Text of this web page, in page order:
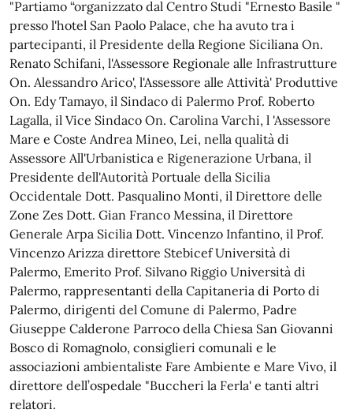
"Partiamo “organizzato dal Centro Studi "Ernesto Basile "
presso l'hotel San Paolo Palace, che ha avuto tra i
partecipanti, il Presidente della Regione Siciliana On.
Renato Schifani, l'Assessore Regionale alle Infrastrutture
On. Alessandro Arico', l'Assessore alle Attività' Produttive
On. Edy Tamayo, il Sindaco di Palermo Prof. Roberto
Lagalla, il Vice Sindaco On. Carolina Varchi, l 'Assessore
Mare e Coste Andrea Mineo, Lei, nella qualità di
Assessore All'Urbanistica e Rigenerazione Urbana, il
Presidente dell'Autorità Portuale della Sicilia
Occidentale Dott. Pasqualino Monti, il Direttore delle
Zone Zes Dott. Gian Franco Messina, il Direttore
Generale Arpa Sicilia Dott. Vincenzo Infantino, il Prof.
Vincenzo Arizza direttore Stebicef Università di
Palermo, Emerito Prof. Silvano Riggio Università di
Palermo, rappresentanti della Capitaneria di Porto di
Palermo, dirigenti del Comune di Palermo, Padre
Giuseppe Calderone Parroco della Chiesa San Giovanni
Bosco di Romagnolo, consiglieri comunali e le
associazioni ambientaliste Fare Ambiente e Mare Vivo, il
direttore dell’ospedale "Buccheri la Ferla' e tanti altri
relatori.